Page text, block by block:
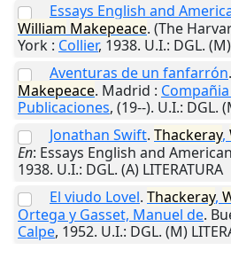
Essays English and
William Makepeace. (The
York : Collier, 1938. U.I.: DGL.
Aventuras de un fanfarrón.
Makepeace. Madrid :
Publicaciones, (19--). U.I.: DGL.
Jonathan Swift. Thackeray,
En: Essays English and
1938. U.I.: DGL. (A) LITERATURA
El viudo Lovel. Thackeray,
Ortega y Gasset, Manuel de.
Calpe, 1952. U.I.: DGL. (M)